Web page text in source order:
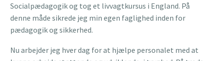
Socialpædagogik og tog et livvagtkursus i England. På
denne måde sikrede jeg min egen faglighed inden for
pædagogik og sikkerhed.
Nu arbejder jeg hver dag for at hjælpe personalet med at